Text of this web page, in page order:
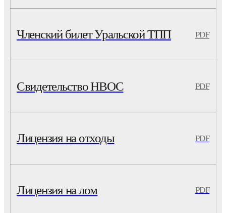
Членский билет Уральской ТПП PDF
Свидетельство НВОС PDF
Лицензия на отходы PDF
Лицензия на лом PDF